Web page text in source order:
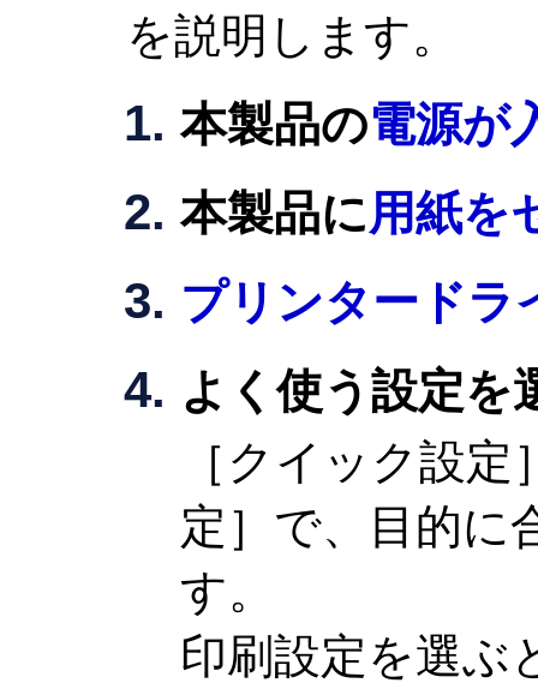
を説明します。
本製品の電源が
本製品に用紙を
プリンタードラ
よく使う設定を
［クイック設定
定］ で、目的に
す。
印刷設定を選ぶ